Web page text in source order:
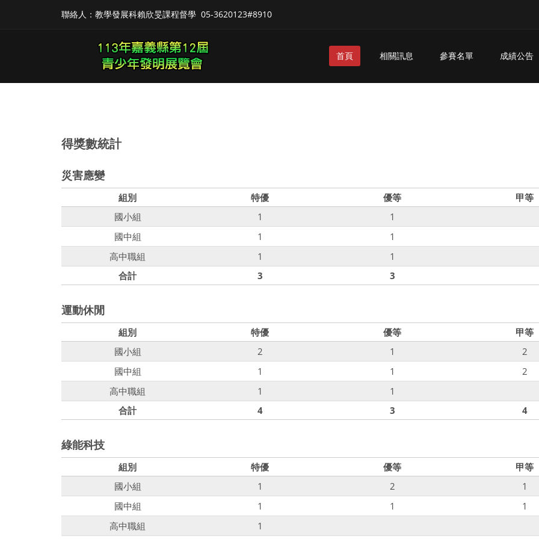
聯絡人：教學發展科賴欣旻課程督學 05-3620123#8910
首頁 相關訊息 參賽名單 成績公告
得獎數統計
災害應變
組別 特優 優等 甲等
國小組
1
1
國中組
1
1
高中職組
1
1
合計
3 3
運動休閒
組別 特優 優等 甲等
國小組
2 1 2
國中組
1 1
2
高中職組
1
1
合計
4 3 4
綠能科技
組別 特優 優等 甲等
國小組
1 2 1
國中組
1 1
1
高中職組
1